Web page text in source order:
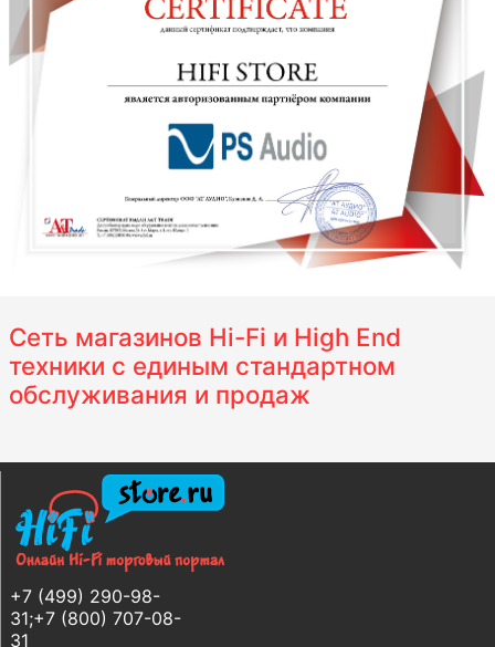
Сеть магазинов Hi-Fi и High End
техники с единым стандартном
обслуживания и продаж
+7 (499) 290-98-
31;+7 (800) 707-08-
31